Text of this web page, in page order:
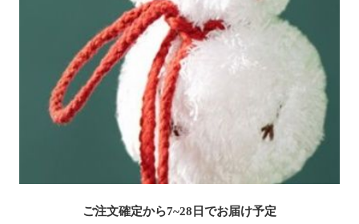
ご注文確定から7~28日でお届け予定